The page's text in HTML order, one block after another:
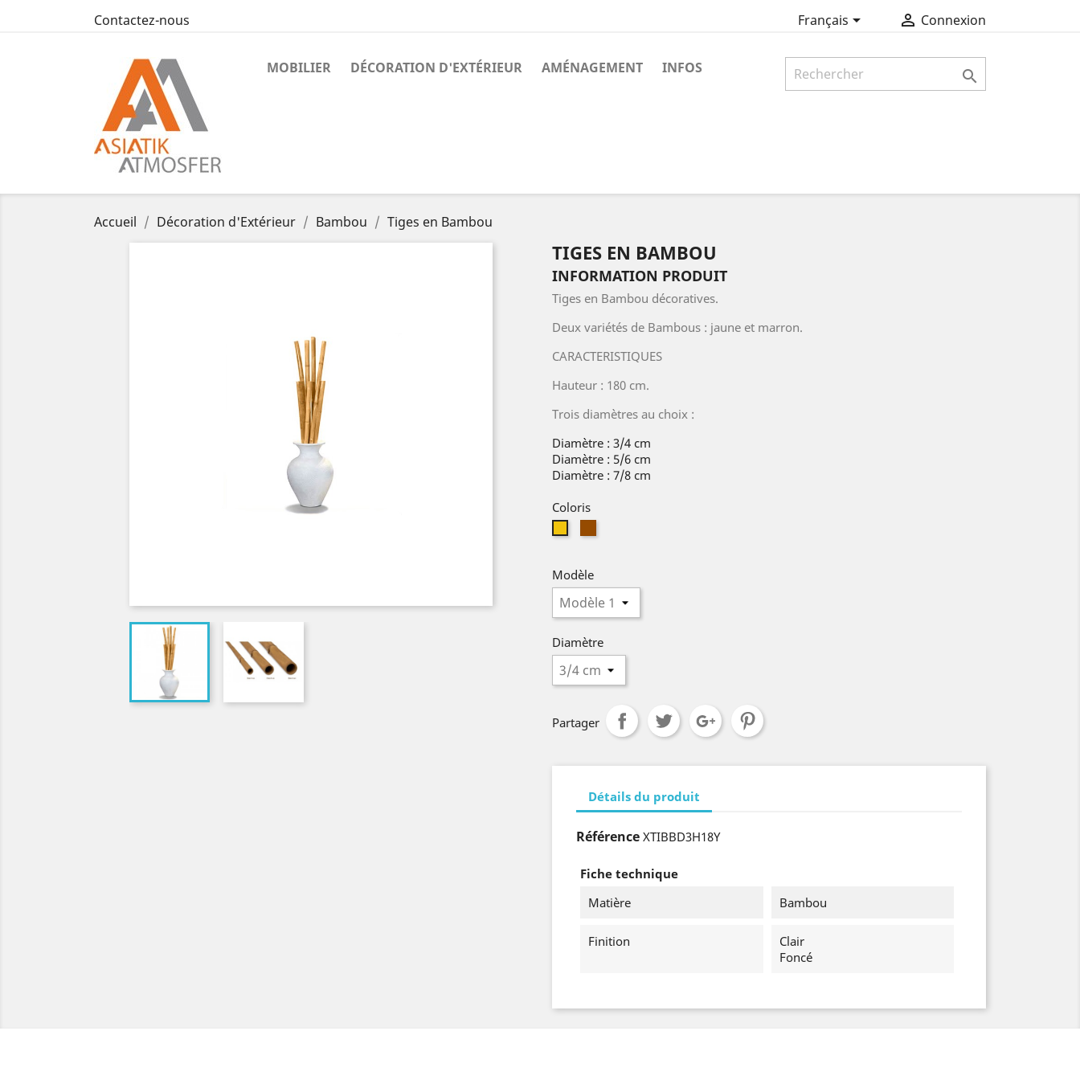
Contactez-nous Français  Connexion
MOBILIER DÉCORATION D'EXTÉRIEUR AMÉNAGEMENT INFOS 
Accueil Décoration d'Extérieur Bambou Tiges en Bambou
TIGES EN BAMBOU
INFORMATION PRODUIT
Tiges en Bambou décoratives.
Deux variétés de Bambous : jaune et marron.
CARACTERISTIQUES
Hauteur : 180 cm.
Trois diamètres au choix :
Diamètre : 3/4 cm
Diamètre : 5/6 cm
Diamètre : 7/8 cm
Coloris
Modèle
Diamètre
Partager
Détails du produit
Référence XTIBBD3H18Y
Fiche technique
Matière
Bambou
Finition
Clair
Foncé